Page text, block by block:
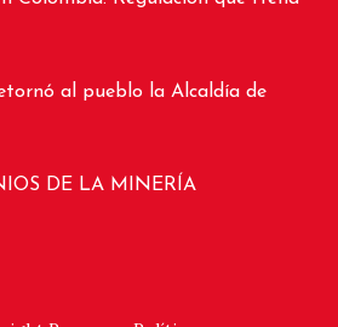
al pueblo la Alcaldía de
DE LA MINERÍA